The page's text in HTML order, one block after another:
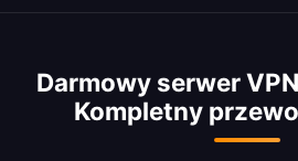
Honduras są dostępne z
banku.
Darmowy serwer
Kompletny